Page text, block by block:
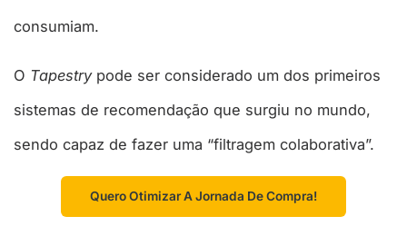
consumiam.
O Tapestrypode ser considerado um dos primeiros
sistemas de recomendação que surgiu no mundo,
sendo capaz de fazer uma “filtragem colaborativa”.
Quero Otimizar A Jornada De Compra!